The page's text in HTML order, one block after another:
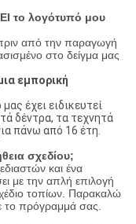
το λογότυπό μου
από την παραγωγή
στο δείγμα μας
εμπορική
έχει ειδικευτεί
δέντρα, τα τεχνητά
πάνω από 16 έτη.
σχεδίου;
και ένα
με την απλή επιλογή
τοπίων. Παρακαλώ
το πρόγραμμά σας.